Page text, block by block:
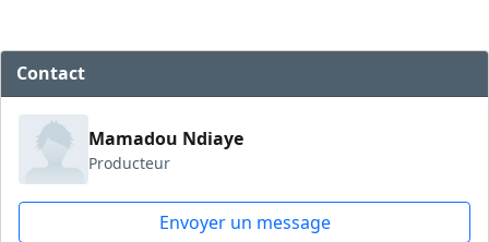
Contact
Mamadou Ndiaye
Producteur
Envoyer un message